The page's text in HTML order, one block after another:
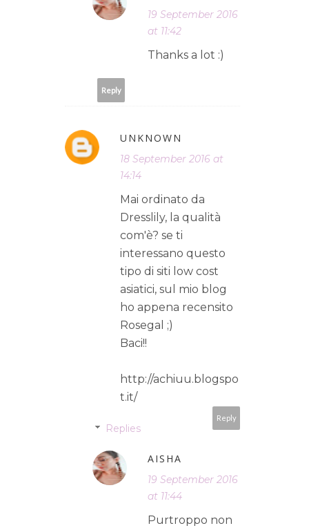
19 September 2016
at 11:42
Thanks a lot :)
Reply
UNKNOWN
18 September 2016 at
14:14
Mai ordinato da
Dresslily, la qualità
com'è? se ti
interessano questo
tipo di siti low cost
asiatici, sul mio blog
ho appena recensito
Rosegal ;)
Baci!!
http://achiuu.blogspo
t.it/
Reply
Replies
AISHA
19 September 2016
at 11:44
Purtroppo non